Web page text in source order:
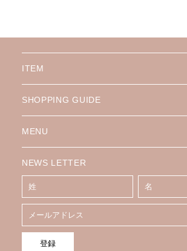
ITEM
SHOPPING GUIDE
MENU
NEWS LETTER
登録